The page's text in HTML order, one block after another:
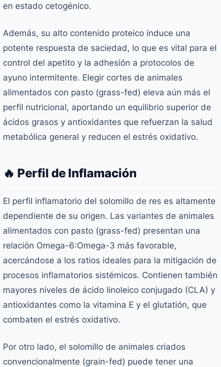
en estado cetogénico.
Además, su alto contenido proteico induce una
potente respuesta de saciedad, lo que es vital para el
control del apetito y la adhesión a protocolos de
ayuno intermitente. Elegir cortes de animales
alimentados con pasto (grass-fed) eleva aún más el
perfil nutricional, aportando un equilibrio superior de
ácidos grasos y antioxidantes que refuerzan la salud
metabólica general y reducen el estrés oxidativo.
🔥 Perfil de Inflamación
El perfil inflamatorio del solomillo de res es altamente
dependiente de su origen. Las variantes de animales
alimentados con pasto (grass-fed) presentan una
relación Omega-6:Omega-3 más favorable,
acercándose a los ratios ideales para la mitigación de
procesos inflamatorios sistémicos. Contienen también
mayores niveles de ácido linoleico conjugado (CLA) y
antioxidantes como la vitamina E y el glutatión, que
combaten el estrés oxidativo.
Por otro lado, el solomillo de animales criados
convencionalmente (grain-fed) puede tener una